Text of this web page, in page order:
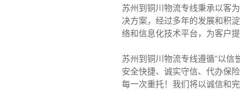
苏州到铜川物流专线秉承以客
决方案，经过多年的发展和积
络和信息化技术平台，为客户
苏州到铜川物流专线遵循“以信
安全快捷、诚实守信、代办保
每一次重托！我们将以诚信和